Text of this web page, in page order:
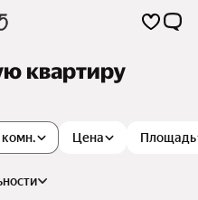
квартиру
комн. Цена Площадь